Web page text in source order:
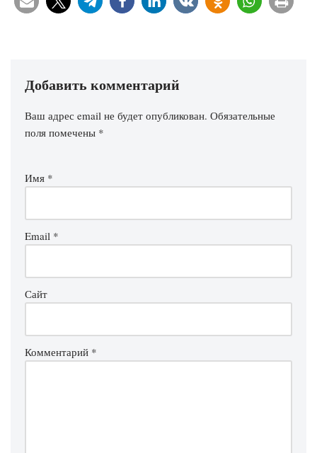
Добавить комментарий
Ваш адрес email не будет опубликован. Обязательные
поля помечены *
Имя *
Email *
Сайт
Комментарий *